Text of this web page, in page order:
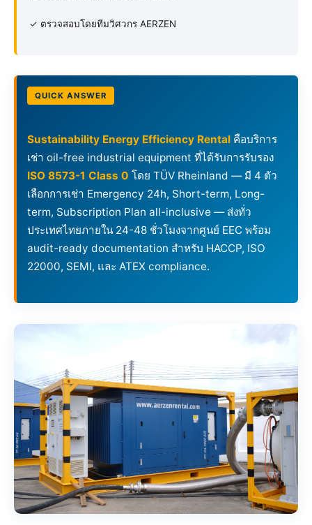
✓ ตรวจสอบโดยทีมวิศวกร AERZEN
QUICK ANSWER
Sustainability Energy Efficiency Rentalคือบริการ
เช่า oil-free industrial equipment ที่ได้รับการรับรอง
ISO 8573-1 Class 0 โดย TÜV Rheinland — มี 4 ตัว
เลือกการเช่า Emergency 24h, Short-term, Long-
term, Subscription Plan all-inclusive — ส่งทั่ว
ประเทศไทยภายใน 24-48 ชั่วโมงจากศูนย์ EEC พร้อม
audit-ready documentation สำหรับ HACCP, ISO
22000, SEMI, และ ATEX compliance.